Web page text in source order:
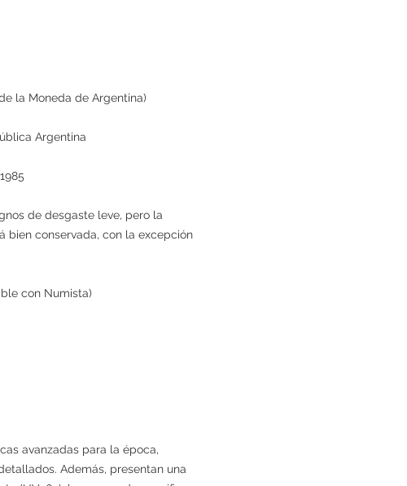
la Moneda de Argentina)
Argentina
de desgaste leve, pero la
bien conservada, con la excepción
con Numista)
avanzadas para la época,
Además, presentan una